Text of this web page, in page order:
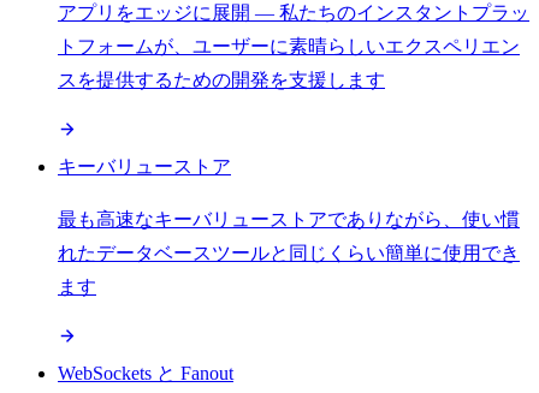
アプリをエッジに展開 — 私たちのインスタントプラッ
トフォームが、ユーザーに素晴らしいエクスペリエン
スを提供するための開発を支援します
キーバリューストア
最も高速なキーバリューストアでありながら、使い慣
れたデータベースツールと同じくらい簡単に使用でき
ます
WebSockets と Fanout